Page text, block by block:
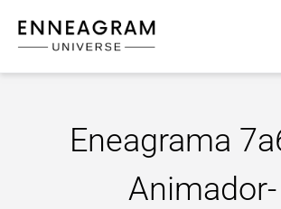
Enneagram Universe
Eneagrama
Animador-